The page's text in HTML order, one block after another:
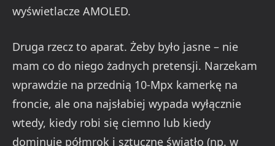
wyświetlacze AMOLED.
Druga rzecz to aparat. Żeby było jasne – nie
mam co do niego żadnych pretensji. Narzekam
wprawdzie na przednią 10-Mpx kamerkę na
froncie, ale ona najsłabiej wypada wyłącznie
wtedy, kiedy robi się ciemno lub kiedy
dominuje półmrok i sztuczne światło (np. w